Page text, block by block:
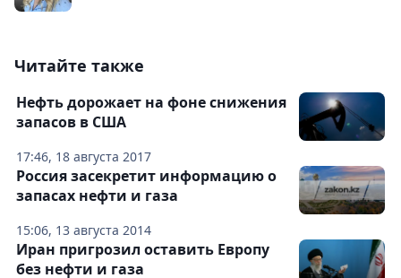
Читайте также
17:46, 18 августа 2017
Нефть дорожает на фоне снижения
запасов в США
15:06, 13 августа 2014
Россия засекретит информацию о
запасах нефти и газа
Иран пригрозил оставить Европу
без нефти и газа